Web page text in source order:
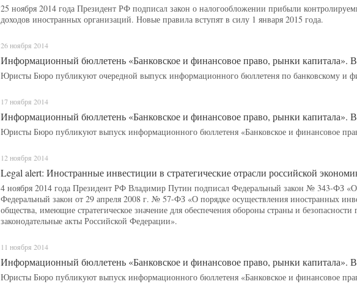
25 ноября 2014 года Президент РФ подписал закон о налогообложении прибыли
доходов иностранных организаций. Новые правила вступят в силу 1 января 2015 года.
26 ноября 2014
Информационный бюллетень «Банковское и финансовое право, рынки капитала».
Юристы Бюро публикуют очередной выпуск информационного бюллетеня по банковскому и
17 ноября 2014
Информационный бюллетень «Банковское и финансовое право, рынки капитала».
Юристы Бюро публикуют выпуск информационного бюллетеня «Банковское и финансовое
12 ноября 2014
Legal alert: Иностранные инвестиции в стратегические отрасли российской
4 ноября 2014 года Президент РФ Владимир Путин подписал Федеральный закон № 343-ФЗ
Федеральный закон от 29 апреля 2008 г. № 57-ФЗ «О порядке осуществления иностранных
общества, имеющие стратегическое значение для обеспечения обороны страны и безопасности
законодательные акты Российской Федерации».
11 ноября 2014
Информационный бюллетень «Банковское и финансовое право, рынки капитала».
Юристы Бюро публикуют выпуск информационного бюллетеня «Банковское и финансовое